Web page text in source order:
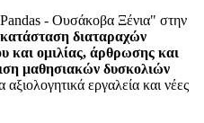
- Ουσάκοβα Ξένια" στην
διαταραχών
και ομιλίας, άρθρωσης και
μαθησιακών δυσκολιών
εργαλεία και νέες